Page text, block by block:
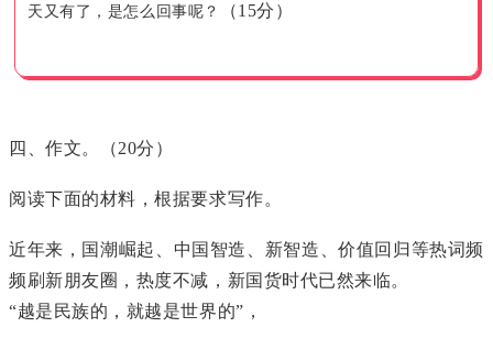
天又有了，是怎么回事呢？
（15分）
四、作文。（20分）
阅读下面的材料，根据要求写作。
近年来，国潮崛起、中国智造、新智造、价值回归等热词频
频刷新朋友圈，热度不减，新国货时代已然来临。
“越是民族的，就越是世界的”，